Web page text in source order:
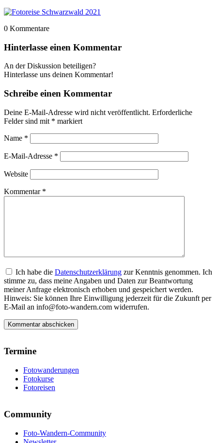
0 Kommentare
Hinterlasse einen Kommentar
An der Diskussion beteiligen?
Hinterlasse uns deinen Kommentar!
Schreibe einen Kommentar
Deine E-Mail-Adresse wird nicht veröffentlicht. Erforderliche
Felder sind mit * markiert
Name *
E-Mail-Adresse *
Website
Kommentar *
Ich habe die Datenschutzerklärung zur Kenntnis genommen. Ich
stimme zu, dass meine Angaben und Daten zur Beantwortung
meiner Anfrage elektronisch erhoben und gespeichert werden.
Hinweis: Sie können Ihre Einwilligung jederzeit für die Zukunft per
E-Mail an info@foto-wandern.com widerrufen.
Termine
Fotowanderungen
Fotokurse
Fotoreisen
Community
Foto-Wandern-Community